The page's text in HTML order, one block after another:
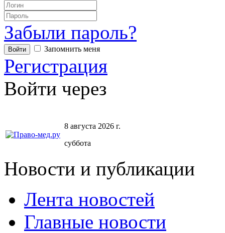
Забыли пароль?
Запомнить меня
Регистрация
Войти через
8 августа 2026 г.
суббота
Новости и публикации
Лента новостей
Главные новости